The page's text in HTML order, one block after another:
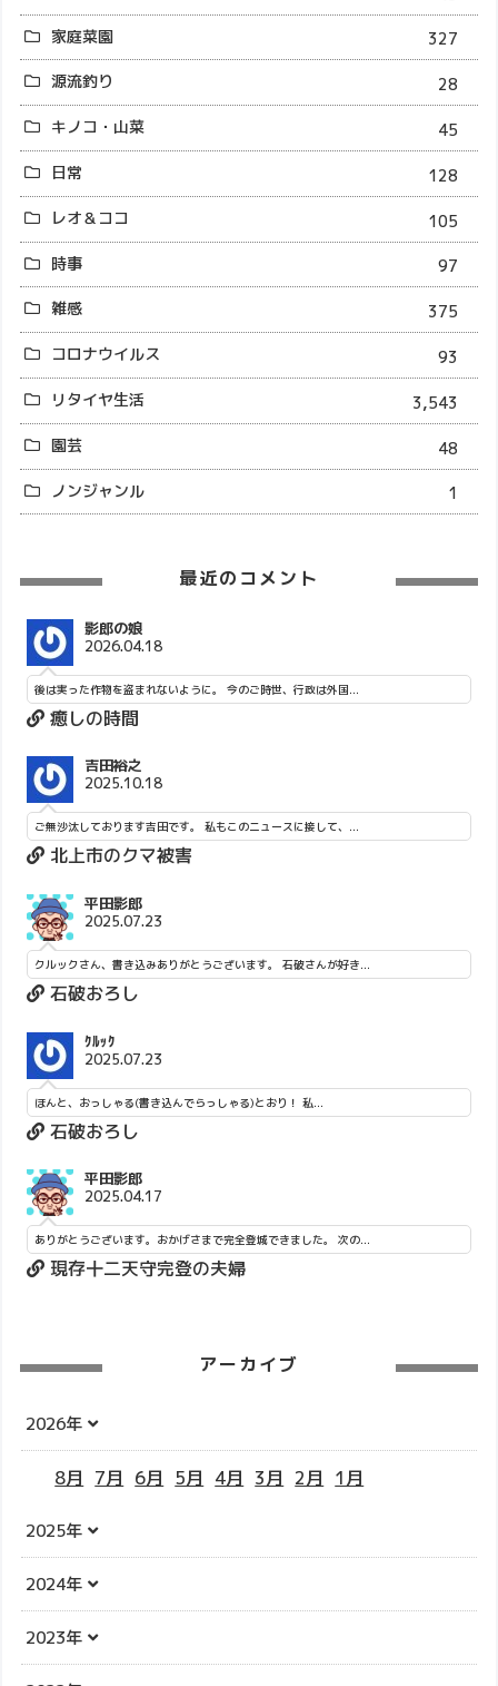
家庭菜園
327
源流釣り
28
キノコ・山菜
45
日常
128
レオ＆ココ
105
時事
97
雑感
375
コロナウイルス
93
リタイヤ生活
3,543
園芸
48
ノンジャンル
1
最近のコメント
影郎の娘
2026.04.18
後は実った作物を盗まれないように。 今のご時世、行政は外国...
癒しの時間
吉田裕之
2025.10.18
ご無沙汰しております吉田です。 私もこのニュースに接して、...
北上市のクマ被害
平田影郎
2025.07.23
クルックさん、書き込みありがとうございます。 石破さんが好き...
石破おろし
ｸﾙｯｸ
2025.07.23
ほんと、おっしゃる(書き込んでらっしゃる)とおり！ 私...
石破おろし
平田影郎
2025.04.17
ありがとうございます。おかげさまで完全登城できました。 次の...
現存十二天守完登の夫婦
アーカイブ
2026年
8月 7月 6月 5月 4月 3月 2月 1月
2025年
2024年
2023年